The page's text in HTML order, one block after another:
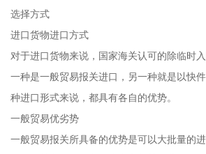
选择方式
进口货物进口方式
对于进口货物来说，国家海关认可的除临时
一种是一般贸易报关进口，另一种就是以快
种进口形式来说，都具有各自的优势。
一般贸易优劣势
一般贸易报关所具备的优势是可以大批量的